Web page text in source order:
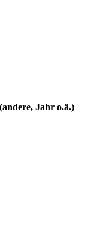
Jahr o.ä.)